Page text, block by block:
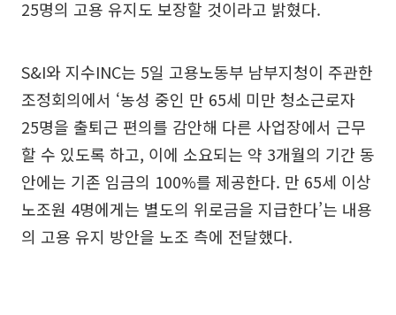
25명의 고용 유지도 보장할 것이라고 밝혔다.
S&I와 지수INC는 5일 고용노동부 남부지청이 주관한
조정회의에서 ‘농성 중인 만 65세 미만 청소근로자
25명을 출퇴근 편의를 감안해 다른 사업장에서 근무
할 수 있도록 하고, 이에 소요되는 약 3개월의 기간 동
안에는 기존 임금의 100%를 제공한다. 만 65세 이상
노조원 4명에게는 별도의 위로금을 지급한다’는 내용
의 고용 유지 방안을 노조 측에 전달했다.